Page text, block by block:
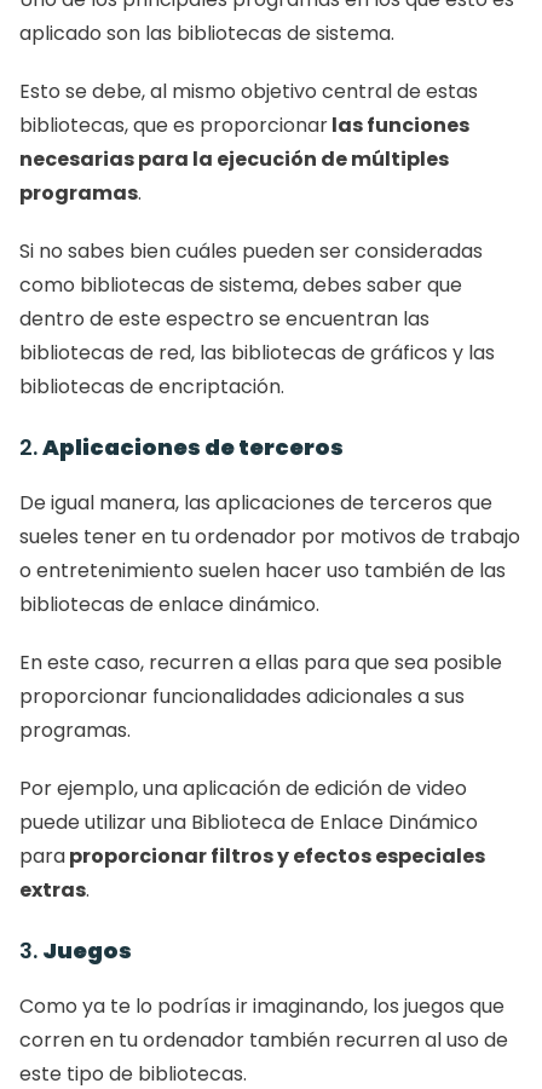
aplicado son las bibliotecas de sistema.
Esto se debe, al mismo objetivo central de estas
bibliotecas, que es proporcionar las funciones
necesarias para la ejecución de múltiples
programas.
Si no sabes bien cuáles pueden ser consideradas
como bibliotecas de sistema, debes saber que
dentro de este espectro se encuentran las
bibliotecas de red, las bibliotecas de gráficos y las
bibliotecas de encriptación.
2. Aplicaciones de terceros
De igual manera, las aplicaciones de terceros que
sueles tener en tu ordenador por motivos de trabajo
o entretenimiento suelen hacer uso también de las
bibliotecas de enlace dinámico.
En este caso, recurren a ellas para que sea posible
proporcionar funcionalidades adicionales a sus
programas.
Por ejemplo, una aplicación de edición de video
puede utilizar una Biblioteca de Enlace Dinámico
para proporcionar filtros y efectos especiales
extras.
3. Juegos
Como ya te lo podrías ir imaginando, los juegos que
corren en tu ordenador también recurren al uso de
este tipo de bibliotecas.